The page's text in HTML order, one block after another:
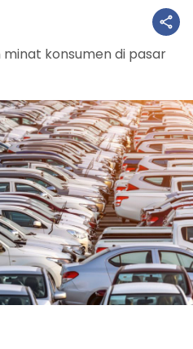
konsumen di pasar